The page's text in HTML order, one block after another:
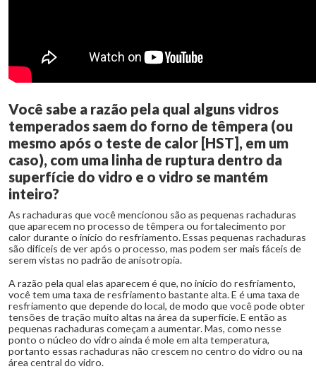
Você sabe a razão pela qual alguns vidros
temperados saem do forno de têmpera (ou
mesmo após o teste de calor [HST], em um
caso), com uma linha de ruptura dentro da
superfície do vidro e o vidro se mantém
inteiro?
As rachaduras que você mencionou são as pequenas rachaduras
que aparecem no processo de têmpera ou fortalecimento por
calor durante o início do resfriamento. Essas pequenas rachaduras
são difíceis de ver após o processo, mas podem ser mais fáceis de
serem vistas no padrão de anisotropia.
A razão pela qual elas aparecem é que, no início do resfriamento,
você tem uma taxa de resfriamento bastante alta. E é uma taxa de
resfriamento que depende do local, de modo que você pode obter
tensões de tração muito altas na área da superfície. E então as
pequenas rachaduras começam a aumentar. Mas, como nesse
ponto o núcleo do vidro ainda é mole em alta temperatura,
portanto essas rachaduras não crescem no centro do vidro ou na
área central do vidro.